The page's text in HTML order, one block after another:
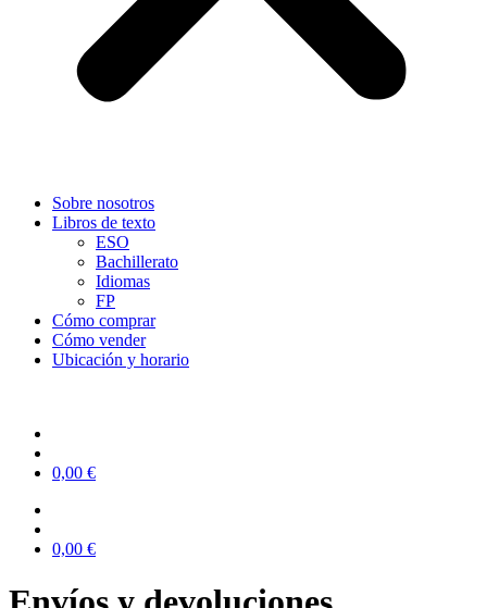
Sobre nosotros
Libros de texto
ESO
Bachillerato
Idiomas
FP
Cómo comprar
Cómo vender
Ubicación y horario
0,00 €
0,00 €